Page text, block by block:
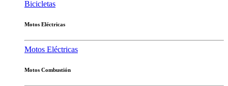
Bicicletas
Motos Eléctricas
Motos Eléctricas
Motos Combustión